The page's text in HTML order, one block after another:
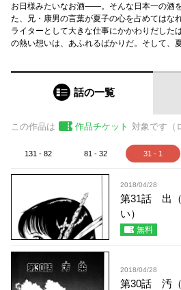
お日様みたいなお酒――。そんな日本一の酒
た、兄・康男の言葉が夏子の心を占めてはな
ライターとして大きな仕事にかかわりだした
の熱い想いは、あふれるばかりだ。そして、
話の一覧
この作品は 作品チケット 対象です（
131 - 82 81 - 32 31 - 1
2018/04/28
第31話 出
い）
無料
2018/04/28
第30話 汚